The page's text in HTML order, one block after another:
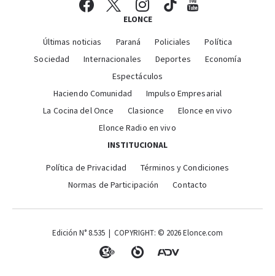
ELONCE
Últimas noticias Paraná Policiales
Política
Sociedad
Internacionales Deportes
Economía
Espectáculos
Haciendo Comunidad
Impulso Empresarial
La Cocina del Once
Clasionce
Elonce en vivo
Elonce Radio en vivo
INSTITUCIONAL
Política de Privacidad
Términos y Condiciones
Normas de Participación
Contacto
Edición N° 8.535 | COPYRIGHT: © 2026 Elonce.com